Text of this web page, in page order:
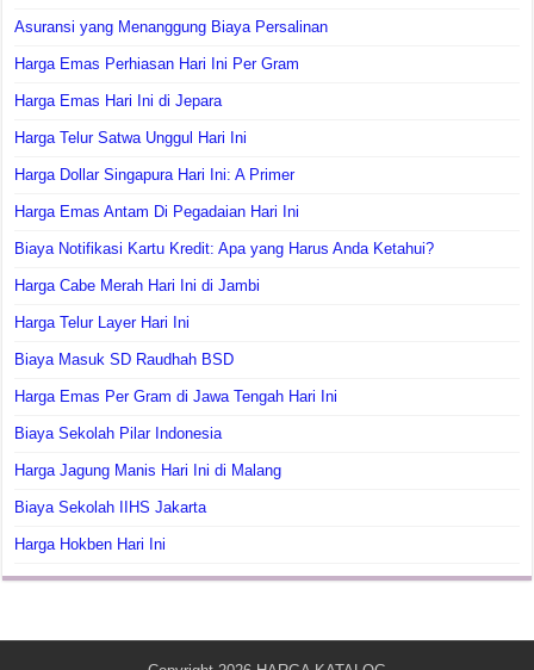
Asuransi yang Menanggung Biaya Persalinan
Harga Emas Perhiasan Hari Ini Per Gram
Harga Emas Hari Ini di Jepara
Harga Telur Satwa Unggul Hari Ini
Harga Dollar Singapura Hari Ini: A Primer
Harga Emas Antam Di Pegadaian Hari Ini
Biaya Notifikasi Kartu Kredit: Apa yang Harus Anda Ketahui?
Harga Cabe Merah Hari Ini di Jambi
Harga Telur Layer Hari Ini
Biaya Masuk SD Raudhah BSD
Harga Emas Per Gram di Jawa Tengah Hari Ini
Biaya Sekolah Pilar Indonesia
Harga Jagung Manis Hari Ini di Malang
Biaya Sekolah IIHS Jakarta
Harga Hokben Hari Ini